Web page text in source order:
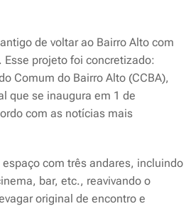
de voltar ao Bairro Alto com
Esse projeto foi concretizado:
Comum do Bairro Alto (CCBA),
que se inaugura em 1 de
com as notícias mais
espaço com três andares, incluindo
bar, etc., reavivando o
original de encontro e